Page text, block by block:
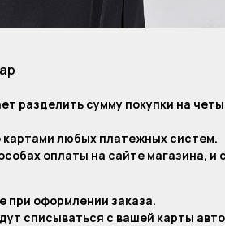
разделить сумму покупки на
картами любых платежных систем.
оплаты на сайте магазина,
при оформлении заказа.
списываться с вашей карты